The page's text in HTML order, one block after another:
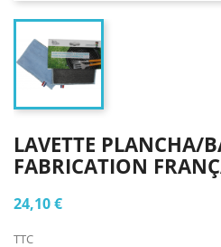
LAVETTE PLANCHA/
FABRICATION
24,10 €
TTC